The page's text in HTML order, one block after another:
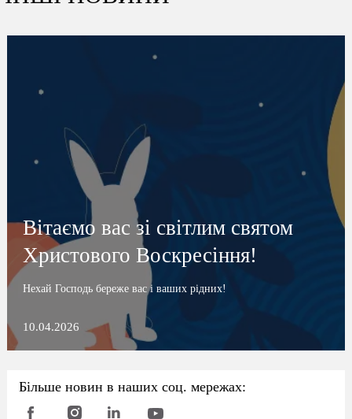
Вітаємо вас зі світлим святом
Христового Воскресіння!
Нехай Господь береже вас і ваших рідних!
10.04.2026
Більше новин в наших соц. мережах: